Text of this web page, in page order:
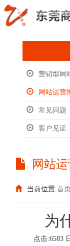
营销型网
网站运营
常见问题
客户见证
网站
当前位置:首页
为
点击:6583